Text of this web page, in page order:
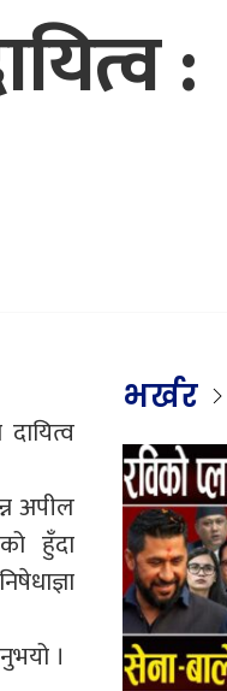
:
अपील
हुँदा
।
भर्खर